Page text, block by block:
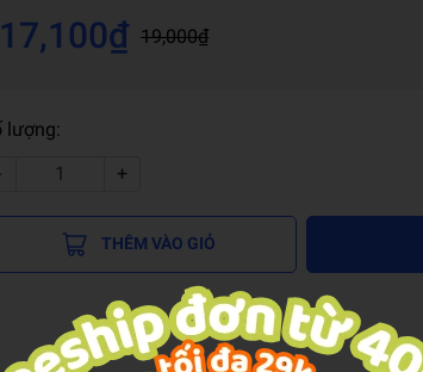
17,100₫ 19,000₫
lượng:
+
THÊM VÀO GIỎ